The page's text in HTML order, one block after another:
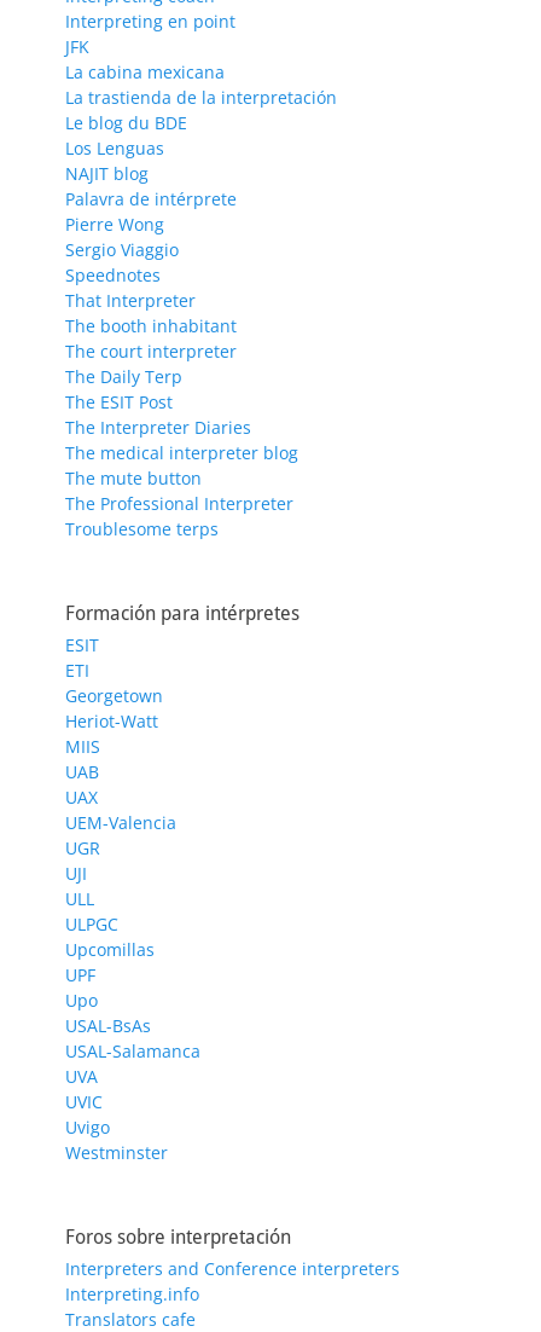
Interpreting en point
JFK
La cabina mexicana
La trastienda de la interpretación
Le blog du BDE
Los Lenguas
NAJIT blog
Palavra de intérprete
Pierre Wong
Sergio Viaggio
Speednotes
That Interpreter
The booth inhabitant
The court interpreter
The Daily Terp
The ESIT Post
The Interpreter Diaries
The medical interpreter blog
The mute button
The Professional Interpreter
Troublesome terps
Formación para intérpretes
ESIT
ETI
Georgetown
Heriot-Watt
MIIS
UAB
UAX
UEM-Valencia
UGR
UJI
ULL
ULPGC
Upcomillas
UPF
Upo
USAL-BsAs
USAL-Salamanca
UVA
UVIC
Uvigo
Westminster
Foros sobre interpretación
Interpreters and Conference interpreters
Interpreting.info
Translators cafe